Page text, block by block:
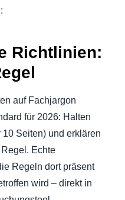
Richtlinien:
auf Fachjargon
für 2026: Halten
Seiten) und erklären
Regel. Echte
Regeln dort präsent
wird – direkt in